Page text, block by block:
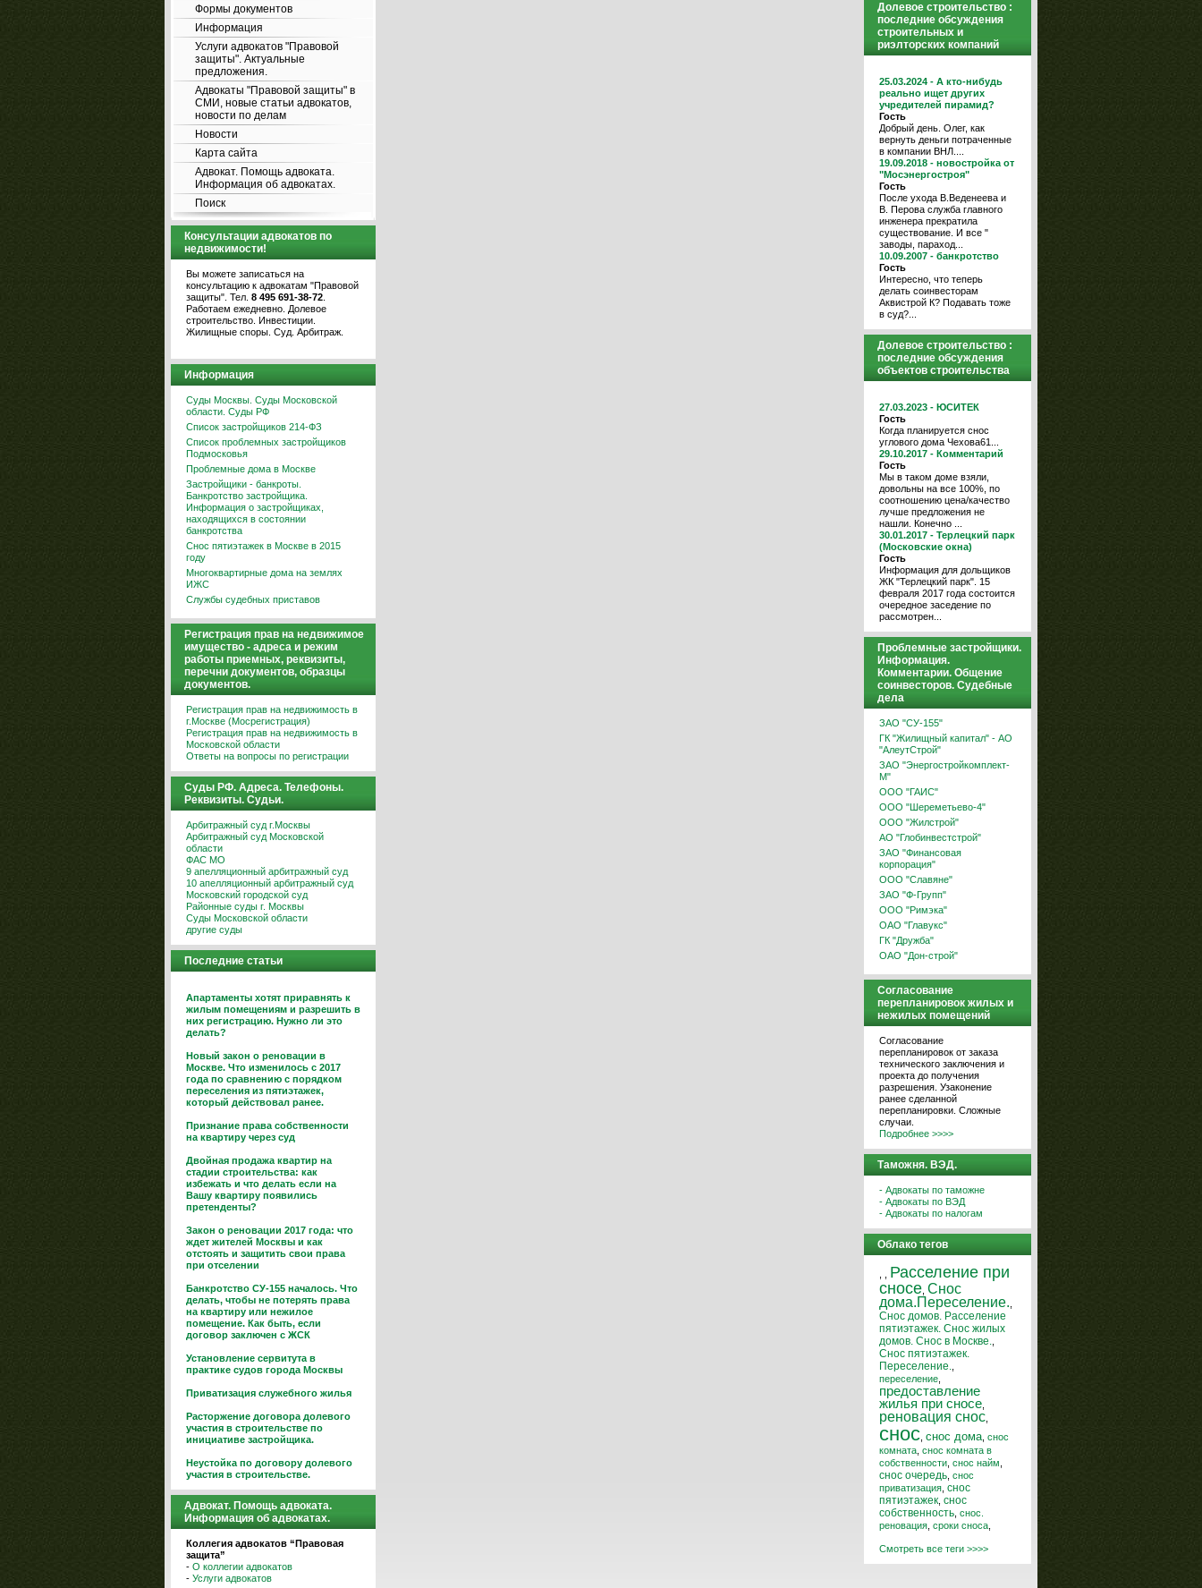
Формы документов
Информация
Услуги адвокатов "Правовой
защиты". Актуальные
предложения.
Адвокаты "Правовой защиты" в
СМИ, новые статьи адвокатов,
новости по делам
Новости
Карта сайта
Адвокат. Помощь адвоката.
Информация об адвокатах.
Поиск
Консультации адвокатов по
недвижимости!
Вы можете записаться на
консультацию к адвокатам "Правовой
защиты". Тел. 8 495 691-38-72
Работаем ежедневно. Долевое
строительство. Инвестиции.
Жилищные споры. Суд. Арбитраж.
Информация
Суды Москвы. Суды Московской
области. Суды РФ
Список застройщиков 214-ФЗ
Список проблемных застройщиков
Подмосковья
Проблемные дома в Москве
Застройщики - банкроты.
Банкротство застройщика.
Информация о застройщиках,
находящихся в состоянии
банкротства
Снос пятиэтажек в Москве в 2015
году
Многоквартирные дома на землях
ИЖС
Службы судебных приставов
Регистрация прав на недвижимое
имущество - адреса и режим
работы приемных, реквизиты,
перечни документов, образцы
документов.
Регистрация прав на недвижимость в
г.Москве (Мосрегистрация)
Регистрация прав на недвижимость в
Московской области
Ответы на вопросы по регистрации
Суды РФ. Адреса. Телефоны.
Реквизиты. Судьи.
Арбитражный суд г.Москвы
Арбитражный суд Московской
области
ФАС МО
9 апелляционный арбитражный суд
10 апелляционный арбитражный суд
Московский городской суд
Районные суды г. Москвы
Суды Московской области
другие суды
Последние статьи
Апартаменты хотят приравнять к
жилым помещениям и разрешить в
них регистрацию. Нужно ли это
делать?
Новый закон о реновации в
Москве. Что изменилось с 2017
года по сравнению с порядком
переселения из пятиэтажек,
который действовал ранее.
Признание права собственности
на квартиру через суд
Двойная продажа квартир на
стадии строительства: как
избежать и что делать если на
Вашу квартиру появились
претенденты?
Закон о реновации 2017 года: что
ждет жителей Москвы и как
отстоять и защитить свои права
при отселении
Банкротство СУ-155 началось. Что
делать, чтобы не потерять права
на квартиру или нежилое
помещение. Как быть, если
договор заключен с ЖСК
Установление сервитута в
практике судов города Москвы
Приватизация служебного жилья
Расторжение договора долевого
участия в строительстве по
инициативе застройщика.
Неустойка по договору долевого
участия в строительстве.
Адвокат. Помощь адвоката.
Информация об адвокатах.
Коллегия адвокатов “Правовая
защита”
- О коллегии адвокатов
- Услуги адвокатов
Долевое строительство :
последние обсуждения
строительных и
риэлторских компаний
25.03.2024 - А кто-нибудь
реально ищет других
учредителей пирамид?
Гость
Добрый день. Олег, как
вернуть деньги потраченные
в компании ВНЛ....
19.09.2018 - новостройка от
"Мосэнергостроя"
Гость
После ухода В.Веденеева и
В. Перова служба главного
инженера прекратила
существование. И все "
заводы, параход...
10.09.2007 - банкротство
Гость
Интересно, что теперь
делать соинвесторам
Аквистрой К? Подавать тоже
в суд?...
Долевое строительство :
последние обсуждения
объектов строительства
27.03.2023 - ЮСИТЕК
Гость
Когда планируется снос
углового дома Чехова61...
29.10.2017 - Комментарий
Гость
Мы в таком доме взяли,
довольны на все 100%, по
соотношению цена/качество
лучше предложения не
нашли. Конечно ...
30.01.2017 - Терлецкий парк
(Московские окна)
Гость
Информация для дольщиков
ЖК "Терлецкий парк". 15
февраля 2017 года состоится
очередное заседение по
рассмотрен...
Проблемные застройщики.
Информация.
Комментарии. Общение
соинвесторов. Судебные
дела
ЗАО "СУ-155"
ГК "Жилищный капитал" - АО
"АлеутСтрой"
ЗАО "Энергостройкомплект-
М"
ООО "ГАИС"
ООО "Шереметьево-4"
ООО "Жилстрой"
АО "Глобинвестстрой"
ЗАО "Финансовая
корпорация"
ООО "Славяне"
ЗАО "Ф-Групп"
ООО "Римэка"
ОАО "Главукс"
ГК "Дружба"
ОАО "Дон-строй"
Согласование
перепланировок жилых и
нежилых помещений
Согласование
перепланировок от заказа
технического заключения и
проекта до получения
разрешения. Узаконение
ранее сделанной
перепланировки. Сложные
случаи.
Подробнее >>>>
Таможня. ВЭД.
- Адвокаты по таможне
- Адвокаты по ВЭД
- Адвокаты по налогам
Облако тегов
Расселение при
сносе Снос
дома.Переселение.
Снос домов. Расселение
пятиэтажек. Снос жилых
домов. Снос в Москве.
Снос пятиэтажек.
Переселение.
переселение
предоставление
жилья при сносе
реновация снос
снос снос дома снос
комната снос комната в
собственности снос найм
снос очередь снос
приватизация снос
пятиэтажек снос
собственность снос.
реновация сроки сноса
Смотреть все теги >>>>